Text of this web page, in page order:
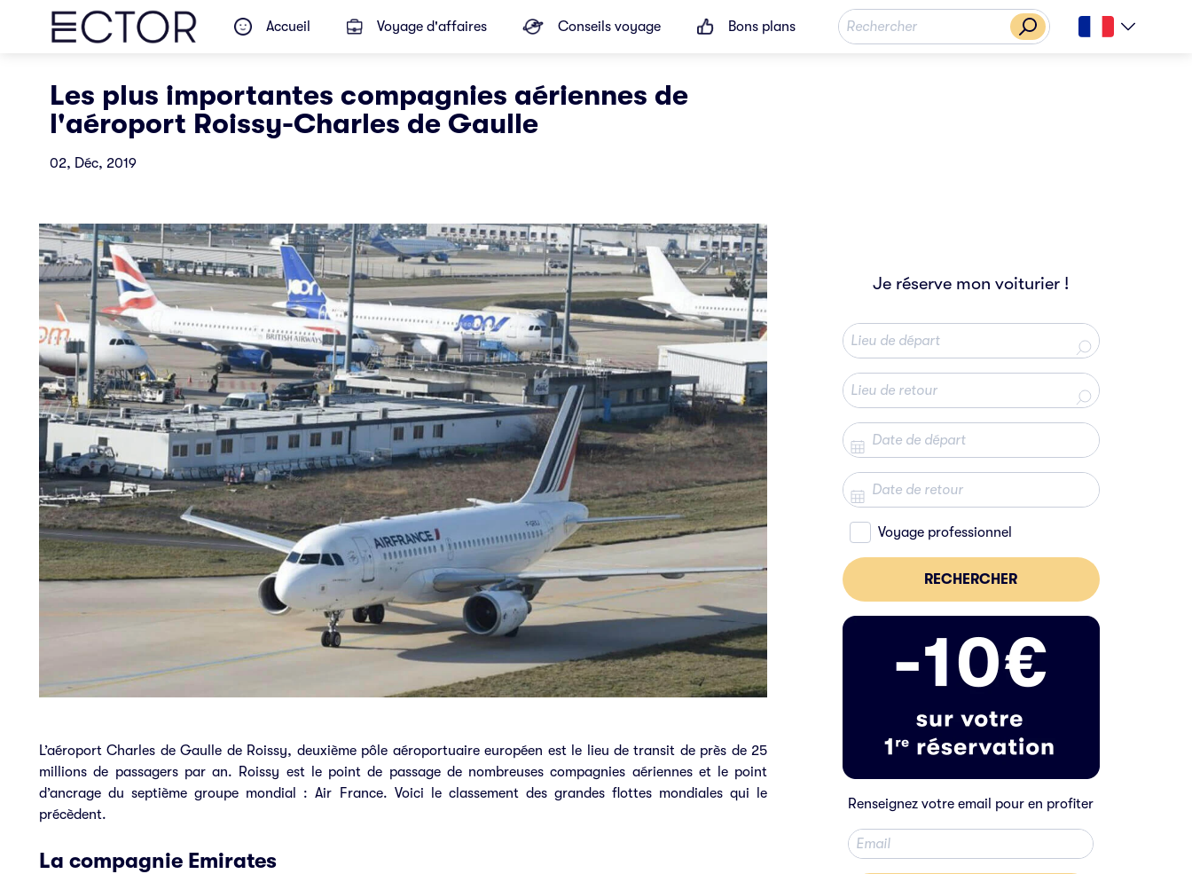
Accueil Voyage d'affaires Conseils voyage Bons plans
Les plus importantes compagnies aériennes de
l'aéroport Roissy-Charles de Gaulle
02, Déc, 2019
L’aéroport Charles de Gaulle de Roissy, deuxième pôle aéroportuaire européen est le lieu de transit de près de 25
millions de passagers par an. Roissy est le point de passage de nombreuses compagnies aériennes et le point
d’ancrage du septième groupe mondial : Air France. Voici le classement des grandes flottes mondiales qui le
précèdent.
La compagnie Emirates
Je réserve mon voiturier !
Voyage professionnel
RECHERCHER
Renseignez votre email pour en profiter